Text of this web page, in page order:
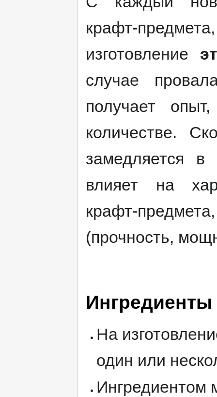
крафт-
изготовление
случае
получает
количестве.
замедляется в
влияет на
крафт-
(прочность,
Ингредиенты
На
один или
Ингредиентом